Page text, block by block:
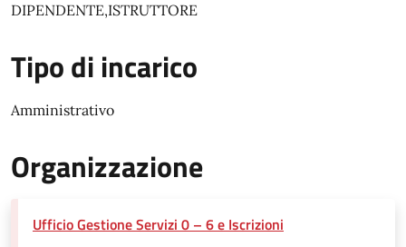
DIPENDENTE,ISTRUTTORE
Tipo di incarico
Amministrativo
Organizzazione
Ufficio Gestione Servizi 0 – 6 e Iscrizioni